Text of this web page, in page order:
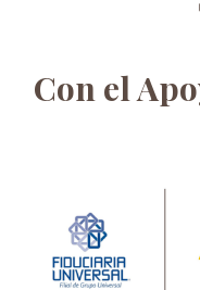
Con el